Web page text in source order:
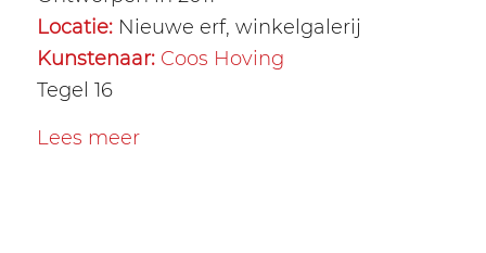
Locatie:Nieuwe erf, winkelgalerij
Kunstenaar: Coos Hoving
Tegel 16
Lees meer